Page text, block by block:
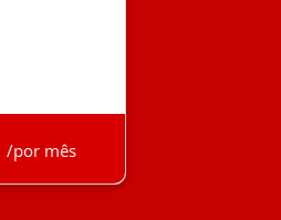
/por mês